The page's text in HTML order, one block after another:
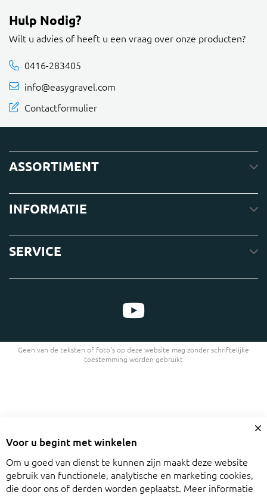
Hulp Nodig?
Wilt u advies of heeft u een vraag over onze producten?
0416-283405
info@easygravel.com
Contactformulier
ASSORTIMENT
INFORMATIE
SERVICE
Geen van de teksten of foto's op deze website mag zonder schriftelijke
toestemming worden gebruikt
Voor u begint met winkelen
Om u goed van dienst te kunnen zijn maakt deze website
gebruik van functionele, analytische en marketing cookies,
die door ons of derden worden geplaatst. Meer informatie